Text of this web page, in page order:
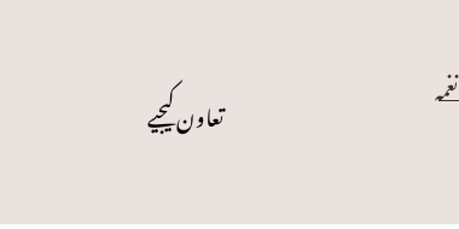
تعاون کیجیے